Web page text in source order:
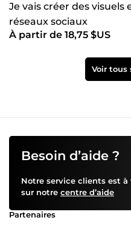
Je vais créer des
réseaux sociaux
À partir de 18,75 $US
Voir tous
Besoin d’aide ?
Notre service clients est
sur notre centre d’aide
Partenaires